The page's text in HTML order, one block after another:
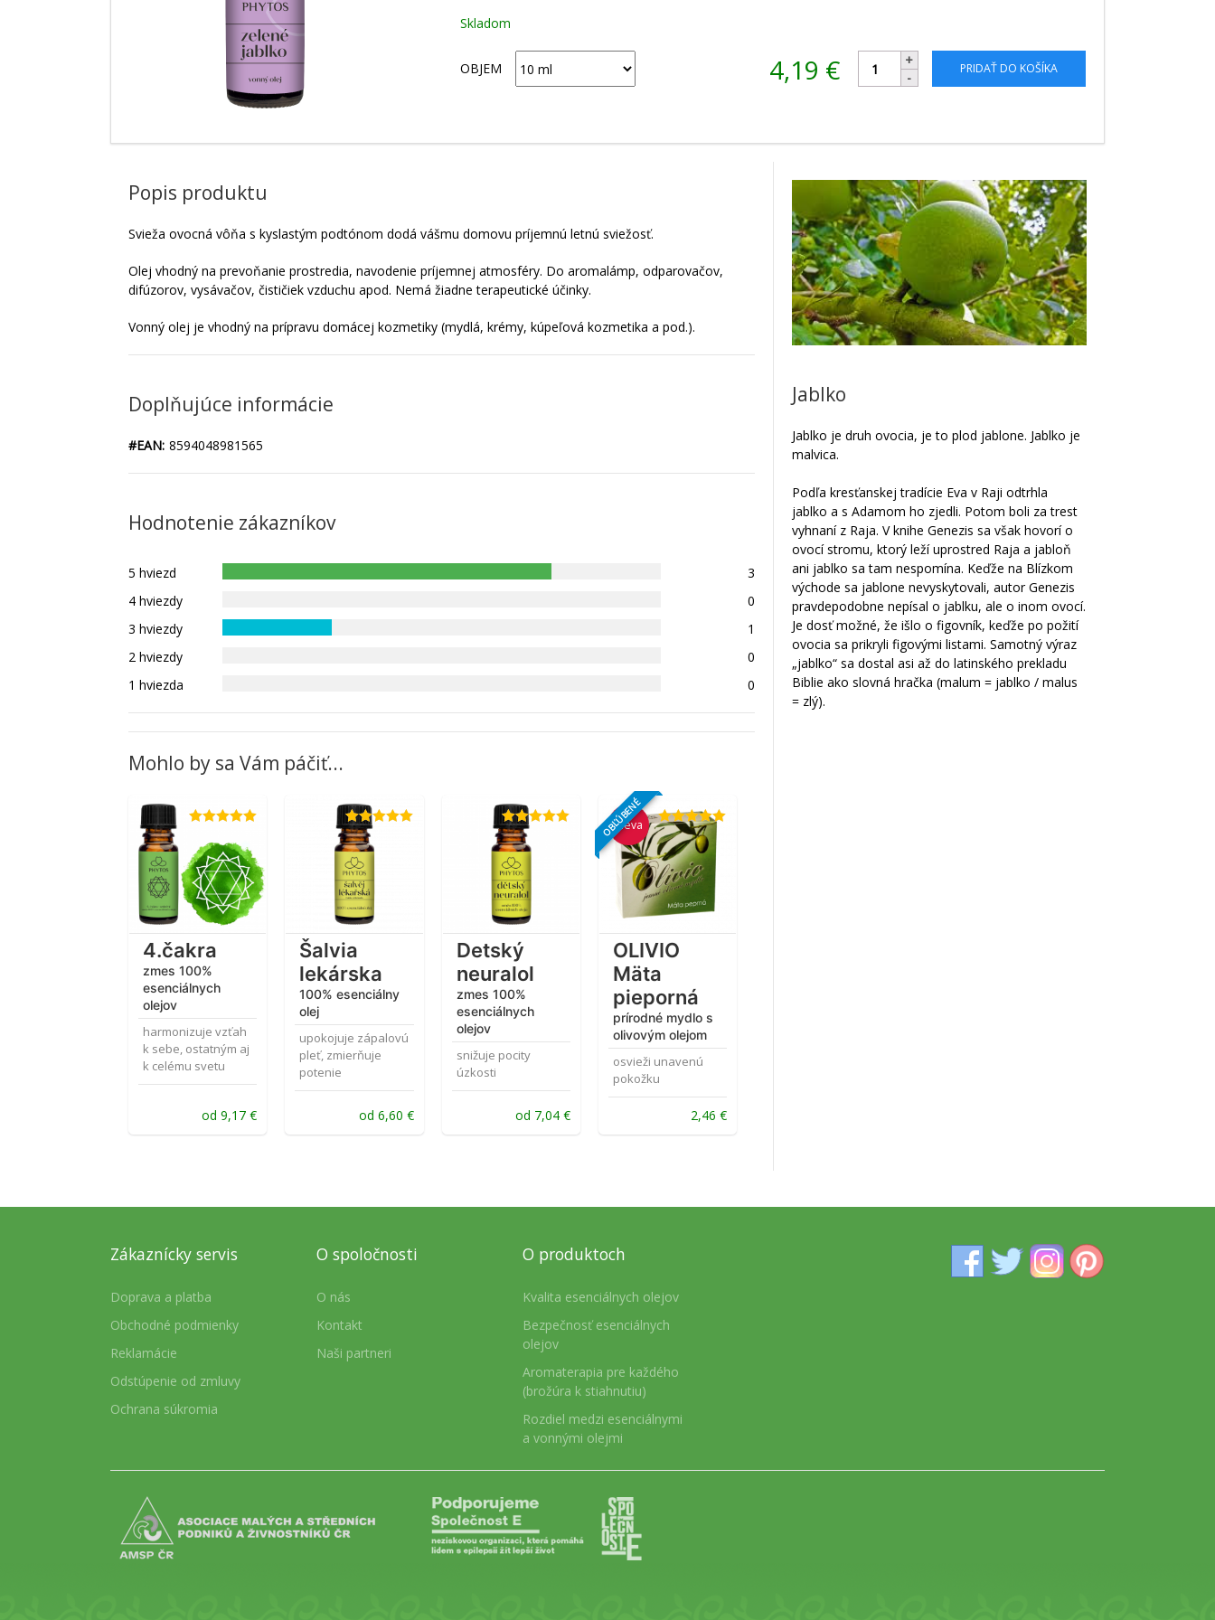
Skladom
OBJEM 4,19 € PRIDAŤ DO KOŠÍKA
Popis produktu
Svieža ovocná vôňa s kyslastým podtónom dodá vášmu domovu príjemnú letnú sviežosť.
Olej vhodný na prevoňanie prostredia, navodenie príjemnej atmosféry. Do aromalámp, odparovačov,
difúzorov, vysávačov, čističiek vzduchu apod. Nemá žiadne terapeutické účinky.
Vonný olej je vhodný na prípravu domácej kozmetiky (mydlá, krémy, kúpeľová kozmetika a pod.).
Doplňujúce informácie
#EAN: 8594048981565
Hodnotenie zákazníkov
5 hviezd
3
4 hviezdy
0
3 hviezdy
1
2 hviezdy
0
1 hviezda
0
Mohlo by sa Vám páčiť...
4.čakra
zmes 100%
esenciálnych
olejov
harmonizuje vzťah
k sebe, ostatným aj
k celému svetu
5.00z 5
od9,17€
Šalvia
lekárska
100% esenciálny
olej
upokojuje zápalovú
pleť, zmierňuje
potenie
Hodnotenie
5.00z 5
od 6,60 €
Detský
neuralol
zmes 100%
esenciálnych
olejov
snižuje pocity
úzkosti
Hodnotenie
5.00z 5
od 7,04 €
OBĽÚBENÉ
Sleva
OLIVIO
Mäta
pieporná
prírodné mydlo s
olivovým olejom
osvieži unavenú
pokožku
Hodnotenie
5.00z 5
Pôvodná
cena
2,46€Aktuálna
cena
Jablko
Jablko je druh ovocia, je to plod jablone. Jablko je
malvica.
Podľa kresťanskej tradície Eva v Raji odtrhla
jablko a s Adamom ho zjedli. Potom boli za trest
vyhnaní z Raja. V knihe Genezis sa však hovorí o
ovocí stromu, ktorý leží uprostred Raja a jabloň
ani jablko sa tam nespomína. Keďže na Blízkom
východe sa jablone nevyskytovali, autor Genezis
pravdepodobne nepísal o jablku, ale o inom ovocí.
Je dosť možné, že išlo o figovník, keďže po požití
ovocia sa prikryli figovými listami. Samotný výraz
„jablko“ sa dostal asi až do latinského prekladu
Biblie ako slovná hračka (malum = jablko / malus
= zlý).
Zákaznícky servis
Doprava a platba
Obchodné podmienky
Reklamácie
Odstúpenie od zmluvy
Ochrana súkromia
O spoločnosti
O nás
Kontakt
Naši partneri
O produktoch
Kvalita esenciálnych olejov
Bezpečnosť esenciálnych
olejov
Aromaterapia pre každého
(brožúra k stiahnutiu)
Rozdiel medzi esenciálnymi
a vonnými olejmi